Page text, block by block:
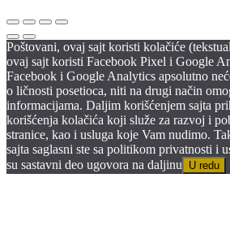
Poštovani, ovaj sajt koristi kolačiće
ovaj sajt koristi Facebook Pixel i Google
Facebook i Google Analytics apsolutno
o ličnosti posetioca, niti na drugi način
informacijama. Daljim korišćenjem sajta
korišćenja kolačića koji služe za razvoj i
stranice, kao i usluga koje Vam nudimo.
sajta saglasni ste sa politikom privatnosti i
su sastavni deo ugovora na daljinu
U redu